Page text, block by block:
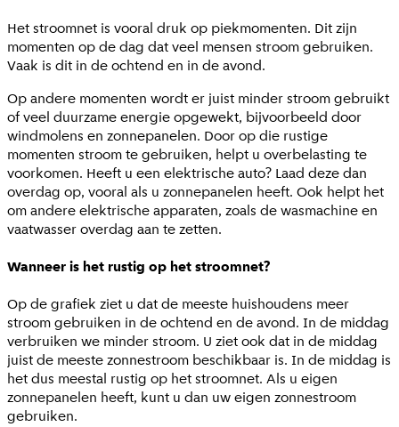
Het stroomnet is vooral druk op piekmomenten. Dit zijn
momenten op de dag dat veel mensen stroom gebruiken.
Vaak is dit in de ochtend en in de avond.
Op andere momenten wordt er juist minder stroom gebruikt
of veel duurzame energie opgewekt, bijvoorbeeld door
windmolens en zonnepanelen. Door op die rustige
momenten stroom te gebruiken, helpt u overbelasting te
voorkomen. Heeft u een elektrische auto? Laad deze dan
overdag op, vooral als u zonnepanelen heeft. Ook helpt het
om andere elektrische apparaten, zoals de wasmachine en
vaatwasser overdag aan te zetten.
Wanneer is het rustig op het stroomnet?
Op de grafiek ziet u dat de meeste huishoudens meer
stroom gebruiken in de ochtend en de avond. In de middag
verbruiken we minder stroom. U ziet ook dat in de middag
juist de meeste zonnestroom beschikbaar is. In de middag is
het dus meestal rustig op het stroomnet. Als u eigen
zonnepanelen heeft, kunt u dan uw eigen zonnestroom
gebruiken.